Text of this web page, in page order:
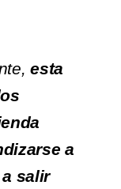
esta
a
salir